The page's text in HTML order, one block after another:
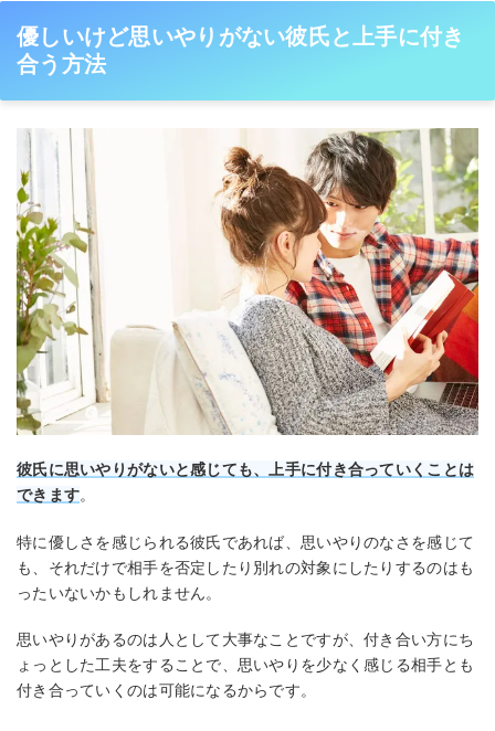
優しいけど思いやりがない彼氏と上手に付き
合う方法
彼氏に思いやりがないと感じても、上手に付き合っていくことは
できます。
特に優しさを感じられる彼氏であれば、思いやりのなさを感じて
も、それだけで相手を否定したり別れの対象にしたりするのはも
ったいないかもしれません。
思いやりがあるのは人として大事なことですが、付き合い方にち
ょっとした工夫をすることで、思いやりを少なく感じる相手とも
付き合っていくのは可能になるからです。